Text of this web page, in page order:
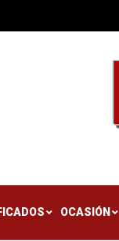
OCASIÓN
RECTIFICADOS